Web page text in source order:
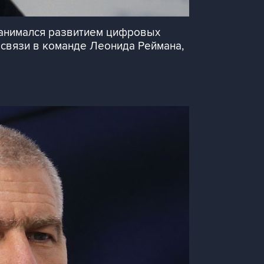
развитием цифровых
в команде Леонида Реймана,